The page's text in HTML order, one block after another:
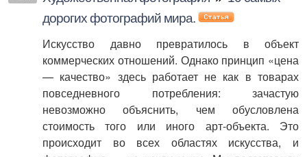
дорогих фотографий мира.
Искусство давно превратилось в объект
коммерческих отношений. Однако принцип «цена
— качество» здесь работает не как в товарах
повседневного потребления: зачастую
невозможно объяснить, чем обусловлена
стоимость того или иного арт-объекта. Это
происходит во всех областях искусства, и